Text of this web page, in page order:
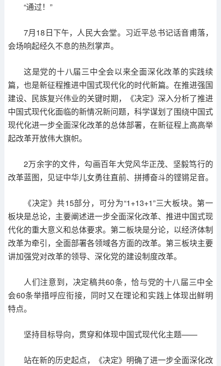
“通过！”
7月18日下午，人民大会堂。习近平总书记话音甫落，
会场响起经久不息的热烈掌声。
这是党的十八届三中全会以来全面深化改革的实践续
篇，也是新征程推进中国式现代化的时代新篇。在推进强国
建设、民族复兴伟业的关键时期，《决定》深入分析了推进
中国式现代化面临的新情况新问题，科学谋划了围绕中国式
现代化进一步全面深化改革的总体部署，在新征程上高高举
起改革开放伟大旗帜。
2万余字的文件，勾画百年大党风华正茂、坚毅笃行的
改革蓝图，见证中华儿女勇往直前、拼搏奋斗的铿锵足音。
《决定》共15部分，可分为“1+13+1”三大板块。第一
板块是总论，主要阐述进一步全面深化改革、推进中国式现
代化的重大意义和总体要求。第二板块是分论，以经济体制
改革为牵引，全面部署各领域各方面的改革。第三板块主要
讲加强党对改革的领导、深化党的建设制度改革。
人们注意到，决定稿共60条，恰与党的十八届三中全
会60条举措呼应衔接，同时又在理论和实践上体现出鲜明
特点。
坚持目标导向，贯穿和体现中国式现代化主题——
站在新的历史起点，《决定》明确了进一步全面深化改